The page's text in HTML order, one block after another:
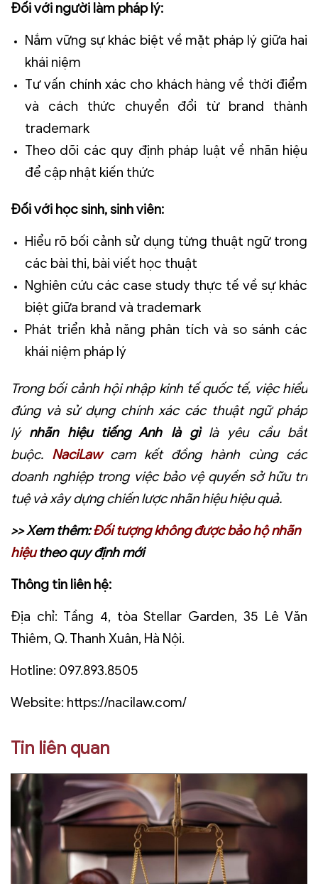
Đối với người làm pháp lý:
Nắm vững sự khác biệt về mặt pháp lý giữa hai
khái niệm
Tư vấn chính xác cho khách hàng về thời điểm
và cách thức chuyển đổi từ brand thành
trademark
Theo dõi các quy định pháp luật về nhãn hiệu
để cập nhật kiến thức
Đối với học sinh, sinh viên:
Hiểu rõ bối cảnh sử dụng từng thuật ngữ trong
các bài thi, bài viết học thuật
Nghiên cứu các case study thực tế về sự khác
biệt giữa brand và trademark
Phát triển khả năng phân tích và so sánh các
khái niệm pháp lý
Trong bối cảnh hội nhập kinh tế quốc tế, việc hiểu
đúng và sử dụng chính xác các thuật ngữ pháp
lý nhãn hiệu tiếng Anh là gì là yêu cầu bắt
buộc. NaciLawcam kết đồng hành cùng các
doanh nghiệp trong việc bảo vệ quyền sở hữu trí
tuệ và xây dựng chiến lược nhãn hiệu hiệu quả.
>> Xem thêm:Đối tượng không được bảo hộ nhãn
hiệu theo quy định mới
Thông tin liên hệ:
Địa chỉ: Tầng 4, tòa Stellar Garden, 35 Lê Văn
Thiêm, Q. Thanh Xuân, Hà Nội.
Hotline: 097.893.8505
Website: https://nacilaw.com/
Tin liên quan